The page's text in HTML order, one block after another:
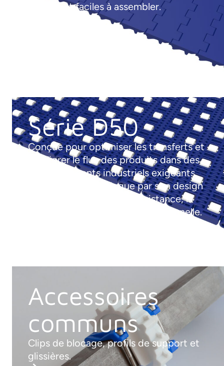
rapides et faciles à assembler.
Série D50
Conçue pour optimiser les transferts et
améliorer le flux des produits dans des
environnements industriels exigeants.
Cette série se distingue par son design
exclusif qui maximise la résistance, la
durabilité et la stabilité dimensionnelle.
Accessoires
communs
Clips de blocage, profils de support et
glissières.